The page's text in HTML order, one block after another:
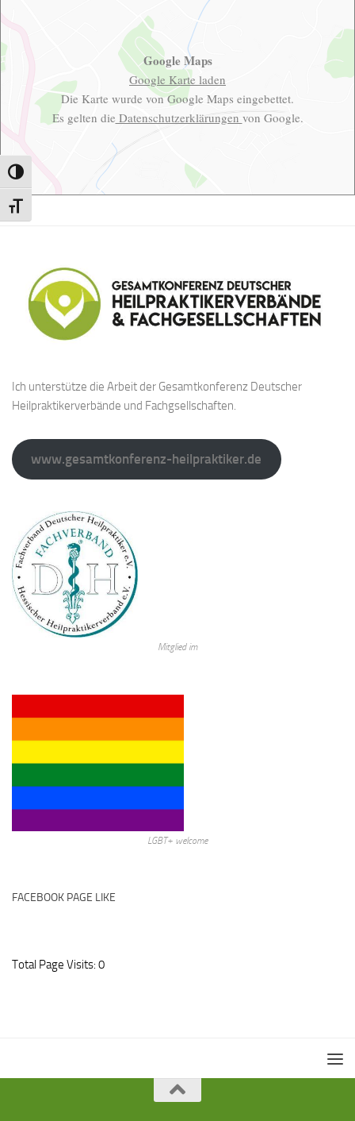
Umschalten auf hohe Kontraste
Schrift vergrößern
Google Maps
Google Karte laden
Die Karte wurde von Google Maps eingebettet.
Es gelten die Datenschutzerklärungen von Google.
Ich unterstütze die Arbeit der Gesamtkonferenz Deutscher
Heilpraktikerverbände und Fachgsellschaften.
www.gesamtkonferenz-heilpraktiker.de
Mitglied im
LGBT+ welcome
FACEBOOK PAGE LIKE
Total Page Visits: 0